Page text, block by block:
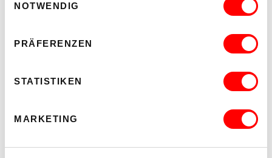
NOTWENDIG
PRÄFERENZEN
STATISTIKEN
MARKETING